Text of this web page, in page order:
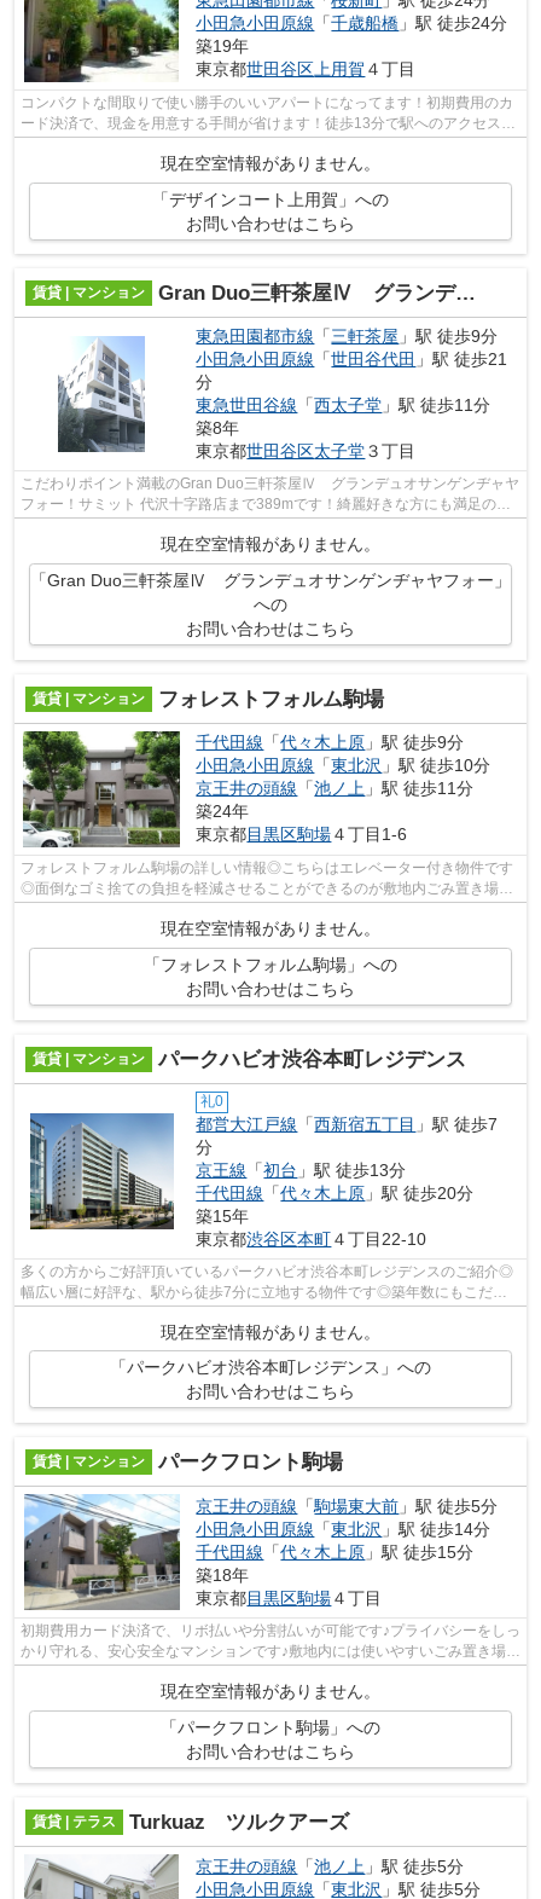
小田急小田原線 「千歳船橋 」駅 徒歩24分
築19年
東京都世田谷区 上用賀 ４丁目
コンパクトな間取りで使い勝手のいいアパートになってます！初期費用のカ
ード決済で、現金を用意する手間が省けます！徒歩13分で駅へのアクセスが
可能な物件です！最上階なので外から...
現在空室情報がありません。
「デザインコート上用賀」への
お問い合わせはこちら
賃貸 | マンション Gran Duo三軒茶屋Ⅳ グランデュオサンゲンヂャヤフォー
東急田園都市線 「三軒茶屋 」駅 徒歩9分
小田急小田原線 「世田谷代田 」駅 徒歩21
分
東急世田谷線 「西太子堂 」駅 徒歩11分
築8年
東京都世田谷区太子堂３丁目
こだわりポイント満載のGran Duo三軒茶屋Ⅳ グランデュオサンゲンヂャヤ
フォー！サミット 代沢十字路店まで389mです！綺麗好きな方にも満足の内
現在空室情報がありません。
「Gran Duo三軒茶屋Ⅳ グランデュオサンゲンヂャヤフォー」
への
お問い合わせはこちら
賃貸 | マンション フォレストフォルム駒場
千代田線 「代々木上原 」駅 徒歩9分
小田急小田原線 「東北沢 」駅 徒歩10分
京王井の頭線 「池ノ上 」駅 徒歩11分
築24年
東京都目黒区駒場４丁目1-6
フォレストフォルム駒場の詳しい情報◎こちらはエレベーター付き物件です
◎面倒なゴミ捨ての負担を軽減させることができるのが敷地内ごみ置き場の
現在空室情報がありません。
「フォレストフォルム駒場」への
お問い合わせはこちら
賃貸 | マンション パークハビオ渋谷本町レジデンス
礼0
都営大江戸線 「西新宿五丁目 」駅 徒歩7
分
京王線 「初台 」駅 徒歩13分
千代田線 「代々木上原 」駅 徒歩20分
築15年
東京都渋谷区本町４丁目22-10
多くの方からご好評頂いているパークハビオ渋谷本町レジデンスのご紹介◎
幅広い層に好評な、駅から徒歩7分に立地する物件です◎築年数にもこだわ
りのある方、コチラは2011年築の物件とな...
現在空室情報がありません。
「パークハビオ渋谷本町レジデンス」への
お問い合わせはこちら
賃貸 | マンション パークフロント駒場
京王井の頭線 「駒場東大前 」駅 徒歩5分
小田急小田原線 「東北沢 」駅 徒歩14分
千代田線 「代々木上原 」駅 徒歩15分
築18年
東京都目黒区駒場４丁目
初期費用カード決済で、リボ払いや分割払いが可能です♪プライバシーをしっ
かり守れる、安心安全なマンションです♪敷地内には使いやすいごみ置き場も
現在空室情報がありません。
「パークフロント駒場」への
お問い合わせはこちら
賃貸 | テラス Turkuaz ツルクアーズ
京王井の頭線 「池ノ上 」駅 徒歩5分
小田急小田原線 「東北沢 」駅 徒歩5分